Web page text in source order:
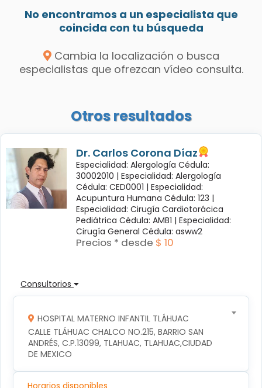
No encontramos a un especialista que
coincida con tu búsqueda
Cambia la localización o busca
especialistas que ofrezcan vídeo consulta.
Otros resultados
Dr. Carlos Corona Díaz
Especialidad: Alergología Cédula:
30002010 | Especialidad: Alergología
Cédula: CED0001 | Especialidad:
Acupuntura Humana Cédula: 123 |
Especialidad: Cirugía Cardiotorácica
Pediátrica Cédula: AMB1 | Especialidad:
Cirugía General Cédula: asww2
Precios * desde $ 10
Consultorios
HOSPITAL MATERNO INFANTIL TLÁHUAC
CALLE TLÁHUAC CHALCO NO.215, BARRIO SAN
ANDRÉS, C.P.13099, TLAHUAC, TLAHUAC,CIUDAD
DE MEXICO